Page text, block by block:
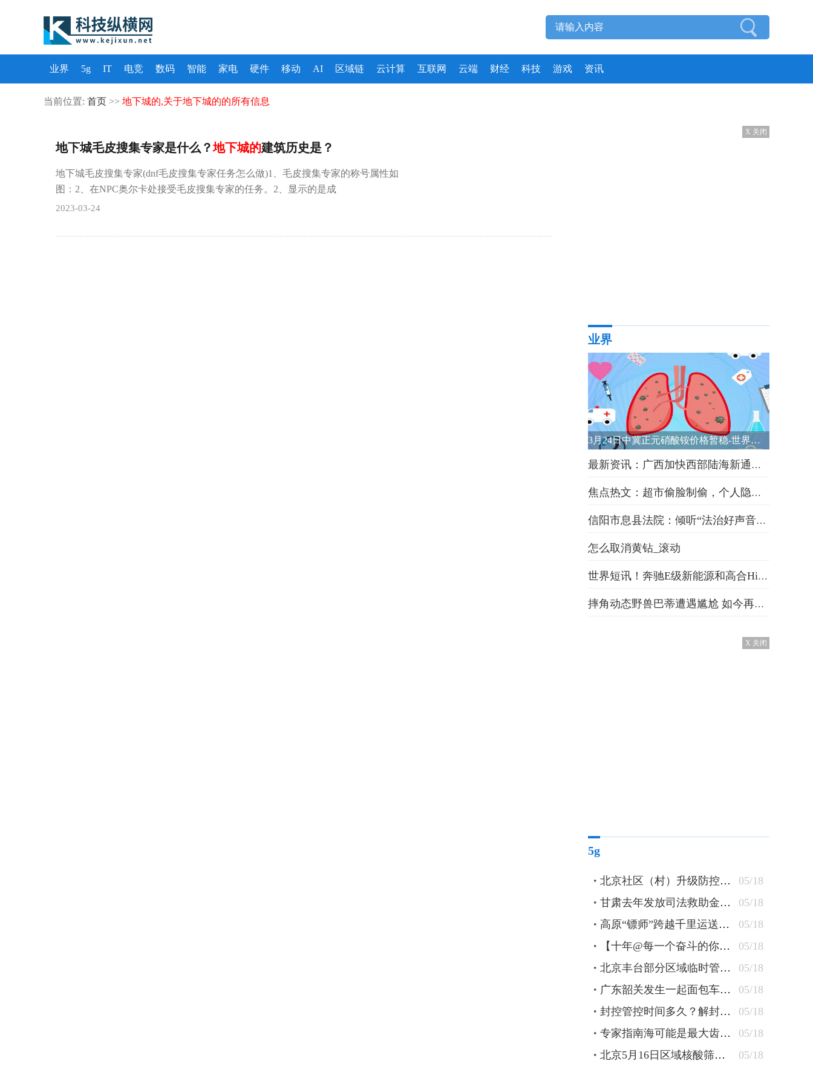
业界 5g IT 电竞 数码 智能 家电 硬件 移动 AI 区域链 云计算 互联网 云端 财经 科技 游戏 资讯
当前位置: 首页 >> 地下城的,关于地下城的的所有信息
地下城毛皮搜集专家是什么？地下城的建筑历史是？
地下城毛皮搜集专家(dnf毛皮搜集专家任务怎么做)1、毛皮搜集专家的称号属性如
图：2、在NPC奥尔卡处接受毛皮搜集专家的任务。2、显示的是成
2023-03-24
X 关闭
业界
3月24日中冀正元硝酸铵价格暂稳-世界热议
最新资讯：广西加快西部陆海新通道建设
焦点热文：超市偷脸制偷，个人隐私权何处安放
信阳市息县法院：倾听“法治好声音” 首批营商环境体验官“走马上任”|消息
怎么取消黄钻_滚动
世界短讯！奔驰E级新能源和高合HiPhi X怎么选？哪款车的优惠力度更大？
摔角动态野兽巴蒂遭遇尴尬 如今再度成单身汉了 每日报道
X 关闭
5g
05/18
北京社区（村）升级防控措施 24小时卡口值守查验48小时核酸
05/18
甘肃去年发放司法救助金逾1300万元 防止当事人“因案致贫”
05/18
高原“镖师”跨越千里运送钢轨
05/18
【十年@每一个奋斗的你】蒙古族刺绣匠人：指尖飞花 “绣”出农牧民美好新生活
05/18
北京丰台部分区域临时管控 原则上“足不出户”杜绝聚集
05/18
广东韶关发生一起面包车坠水事件 车上10人全部遇难
05/18
封控管控时间多久？解封条件有哪些？北京疾控详解
05/18
专家指南海可能是最大齿鲸抹香鲸重要繁育场
05/18
北京5月16日区域核酸筛查检出5管混采阳性